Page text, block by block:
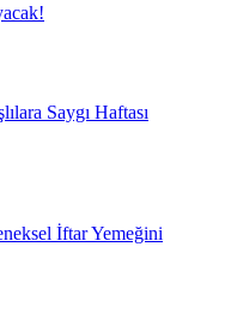
Saygı Haftası
İftar Yemeğini